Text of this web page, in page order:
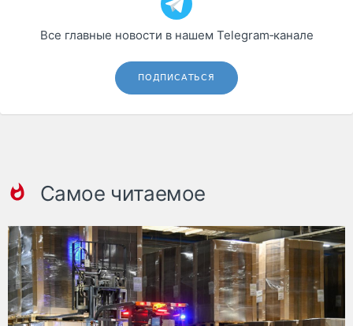
транспорт
Спецтехника
Автосервис,
запчасти, шины
Дзен
Все главные новости в нашем Telegram‑канале
ПОДПИСАТЬСЯ
Самое читаемое